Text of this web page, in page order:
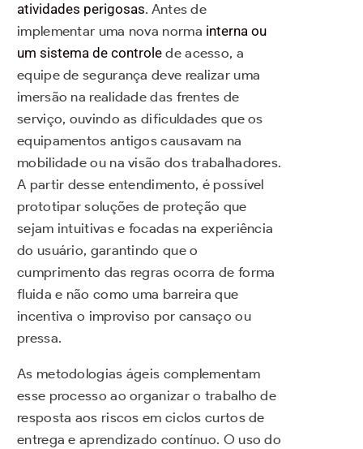
atividades perigosas. Antes de
implementar uma nova norma interna ou
um sistema de controle de acesso, a
equipe de segurança deve realizar uma
imersão na realidade das frentes de
serviço, ouvindo as dificuldades que os
equipamentos antigos causavam na
mobilidade ou na visão dos trabalhadores.
A partir desse entendimento, é possível
prototipar soluções de proteção que
sejam intuitivas e focadas na experiência
do usuário, garantindo que o
cumprimento das regras ocorra de forma
fluida e não como uma barreira que
incentiva o improviso por cansaço ou
pressa.
As metodologias ágeis complementam
esse processo ao organizar o trabalho de
resposta aos riscos em ciclos curtos de
entrega e aprendizado contínuo. O uso do